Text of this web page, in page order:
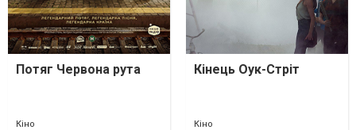
Потяг Червона рута
Кіно
Кінець Оук-Стріт
Кіно